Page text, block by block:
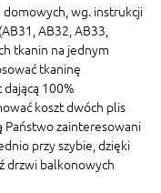
domowych, wg. instrukcji
AB32, AB33,
tkanin na jednym
tkaninę
100%
koszt dwóch plis
Państwo zainteresowani
przy szybie, dzięki
drzwi balkonowych